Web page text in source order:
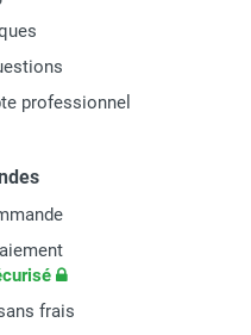
professionnel
frais